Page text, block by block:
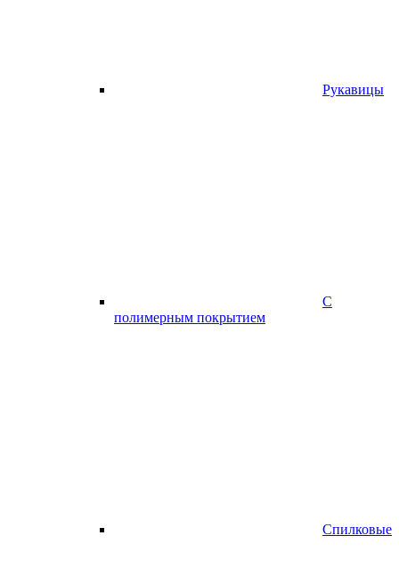
Рукавицы
С
полимерным покрытием
Спилковые